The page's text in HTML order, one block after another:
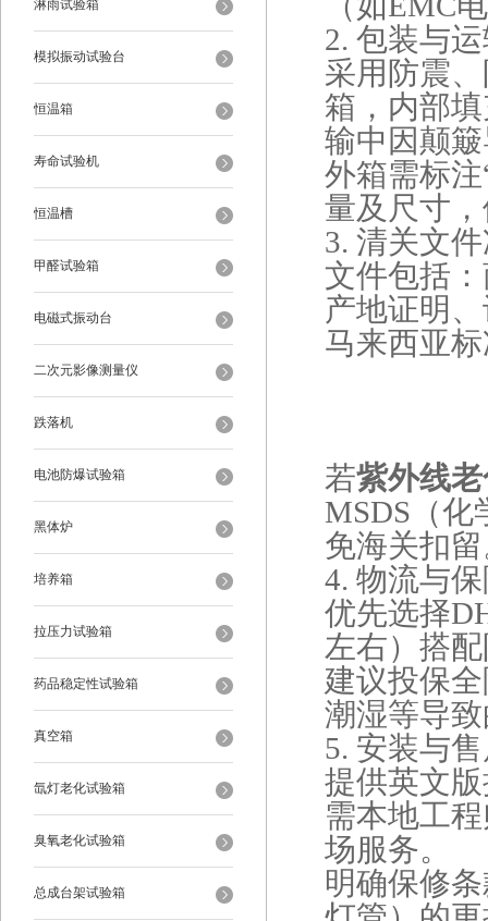
淋雨试验箱
模拟振动试验台
恒温箱
寿命试验机
恒温槽
甲醛试验箱
电磁式振动台
二次元影像测量仪
跌落机
电池防爆试验箱
黑体炉
培养箱
拉压力试验箱
药品稳定性试验箱
真空箱
氙灯老化试验箱
臭氧老化试验箱
总成台架试验箱
2. ‌包装与
采用防震
箱，内部
输中因颠
外箱需标
量及尺寸
3. ‌清关文
文件包括
产地证明
马来西亚
若紫外线
MSDS（
免海关扣
4. ‌物流与
优先选择
左右）搭
建议投保
潮湿等导
5. ‌安装与
提供英文
需本地工
场服务‌。
明确保修